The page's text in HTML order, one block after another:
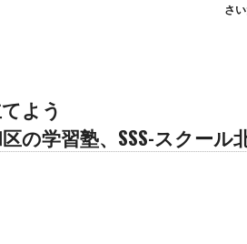
さ
よう
の学習塾、SSS-スクール